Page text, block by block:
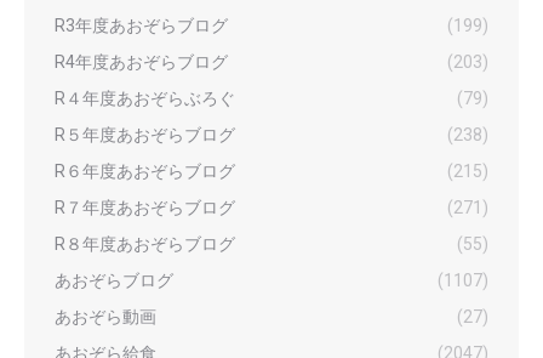
R3年度あおぞらブログ
(199)
R4年度あおぞらブログ
(203)
R４年度あおぞらぶろぐ
(79)
R５年度あおぞらブログ
(238)
R６年度あおぞらブログ
(215)
R７年度あおぞらブログ
(271)
R８年度あおぞらブログ
(55)
あおぞらブログ
(1107)
あおぞら動画
(27)
あおぞら給食
(2047)